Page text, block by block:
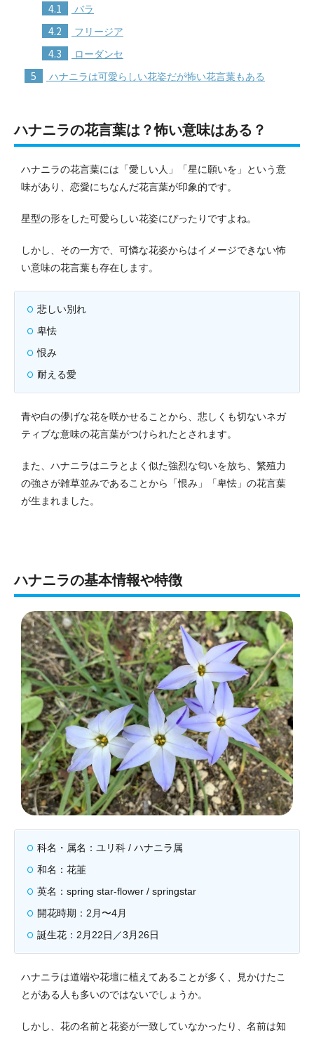
4.1 バラ
4.2 フリージア
4.3 ローダンセ
5 ハナニラは可愛らしい花姿だが怖い花言葉もある
ハナニラの花言葉は？怖い意味はある？
ハナニラの花言葉には「愛しい人」「星に願いを」という意
味があり、恋愛にちなんだ花言葉が印象的です。
星型の形をした可愛らしい花姿にぴったりですよね。
しかし、その一方で、可憐な花姿からはイメージできない怖
い意味の花言葉も存在します。
悲しい別れ
卑怯
恨み
耐える愛
青や白の儚げな花を咲かせることから、悲しくも切ないネガ
ティブな意味の花言葉がつけられたとされます。
また、ハナニラはニラとよく似た強烈な匂いを放ち、繁殖力
の強さが雑草並みであることから「恨み」「卑怯」の花言葉
が生まれました。
ハナニラの基本情報や特徴
科名・属名：ユリ科 / ハナニラ属
和名：花韮
英名：spring star-flower / springstar
開花時期：2月〜4月
誕生花：2月22日／3月26日
ハナニラは道端や花壇に植えてあることが多く、見かけたこ
とがある人も多いのではないでしょうか。
しかし、花の名前と花姿が一致していなかったり、名前は知